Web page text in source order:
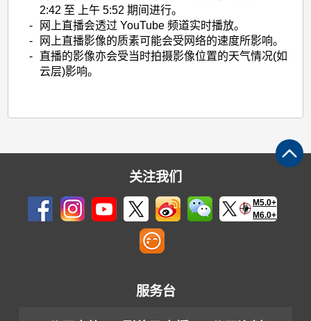
2:42 至 上午 5:52 期间进行。
-
网上直播会透过 YouTube 频道实时播放。
-
网上直播影像的质素可能会受网络的速度所影响。
-
直播的影像亦会受当时拍摄影像位置的天气情况(如
云层)影响。
关注我们
M5.0+
M6.0+
服务台